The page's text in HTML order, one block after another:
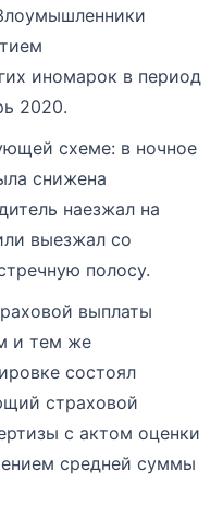
иномарок в период
2020.
схеме: в ночное
снижена
наезжал на
выезжал со
полосу.
выплаты
и тем же
состоял
страховой
с актом оценки
средней суммы